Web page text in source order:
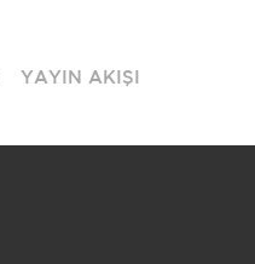
YAYIN AKIŞI